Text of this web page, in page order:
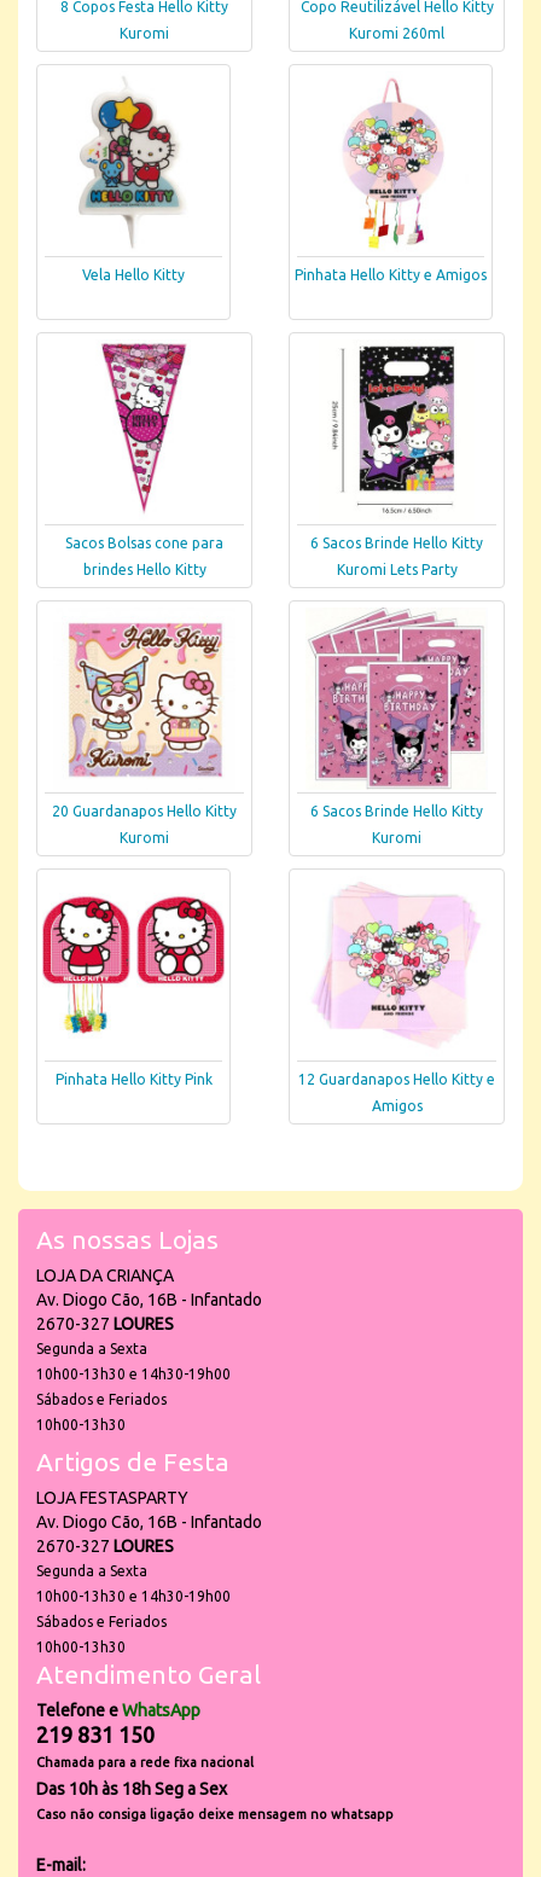
8 Copos Festa Hello Kitty
Kuromi
Copo Reutilizável Hello Kitty
Kuromi 260ml
Vela Hello Kitty Pinhata Hello Kitty e Amigos
Sacos Bolsas cone para
brindes Hello Kitty
6 Sacos Brinde Hello Kitty
Kuromi Lets Party
20 Guardanapos Hello Kitty
Kuromi
6 Sacos Brinde Hello Kitty
Kuromi
Pinhata Hello Kitty Pink
12 Guardanapos Hello Kitty e
Amigos
As nossas Lojas
LOJA DA CRIANÇA
Av. Diogo Cão, 16B - Infantado
2670-327 LOURES
Segunda a Sexta
10h00-13h30 e 14h30-19h00
Sábados e Feriados
10h00-13h30
Artigos de Festa
LOJA FESTASPARTY
Av. Diogo Cão, 16B - Infantado
2670-327 LOURES
Segunda a Sexta
10h00-13h30 e 14h30-19h00
Sábados e Feriados
10h00-13h30
Atendimento Geral
Telefone eWhatsApp
219 831 150
Chamada para a rede fixa nacional
Das 10h às 18h Seg a Sex
Caso não consiga ligação deixe mensagem no whatsapp
E-mail: